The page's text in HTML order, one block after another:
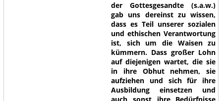
der Gottesgesandte (s.a.w.)
gab uns dereinst zu wissen,
dass es Teil unserer sozialen
und ethischen Verantwortung
ist, sich um die Waisen zu
kümmern. Dass großer Lohn
auf diejenigen wartet, die sie
in ihre Obhut nehmen, sie
aufziehen und sich für ihre
Ausbildung einsetzen und